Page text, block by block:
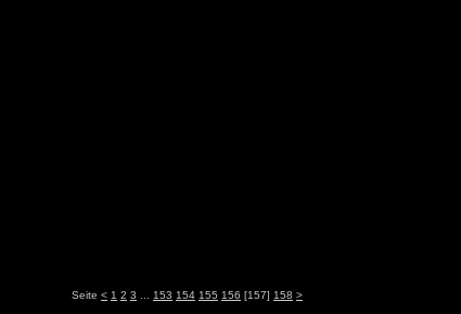
Seite < 1 2 3 153 154 155 156 [157] 158 >